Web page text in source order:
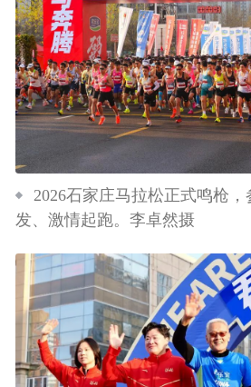
2026石家庄马拉松正式鸣枪
发、激情起跑。李卓然摄